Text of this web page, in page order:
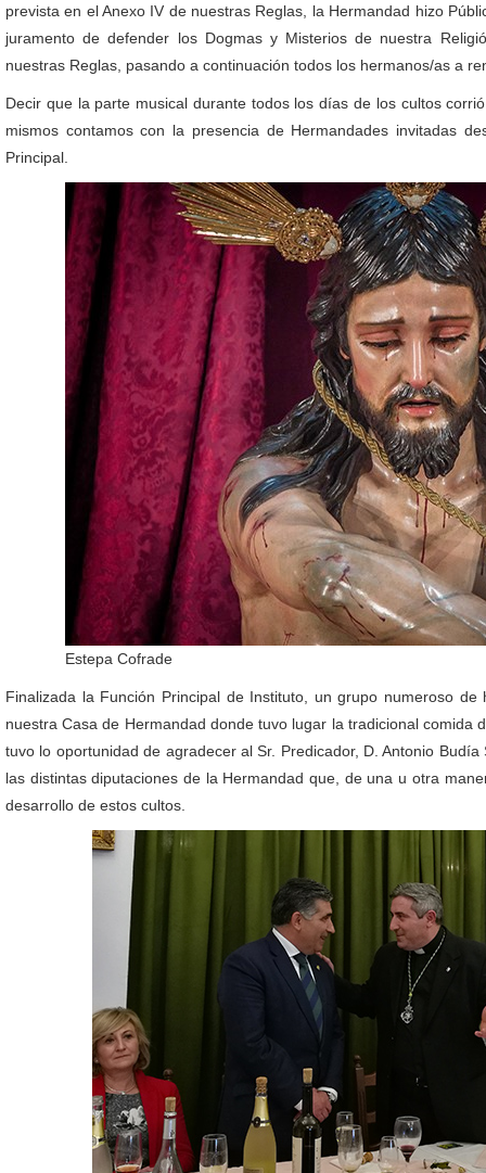
prevista en el Anexo IV de nuestras Reglas, la Hermandad hizo
juramento de defender los Dogmas y Misterios de nuestra
nuestras Reglas, pasando a continuación todos los hermanos/as a
Decir que la parte musical durante todos los días de los cultos
mismos contamos con la presencia de Hermandades invitadas
Principal.
Estepa Cofrade
Finalizada la Función Principal de Instituto, un grupo numeroso
nuestra Casa de Hermandad donde tuvo lugar la tradicional comida
tuvo lo oportunidad de agradecer al Sr. Predicador, D. Antonio
las distintas diputaciones de la Hermandad que, de una u otra
desarrollo de estos cultos.